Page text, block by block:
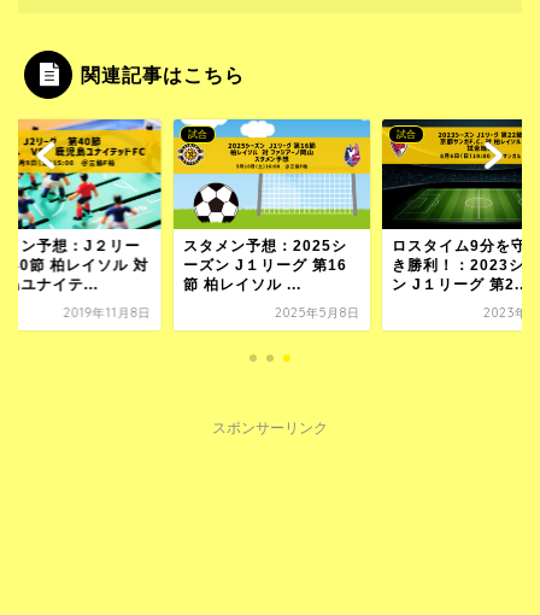
関連記事はこちら
メン予想：J２リー
40節 柏レイソル 対
島ユナイテ...
2019年11月8日
試合
スタメン予想：2025シ
ーズン J１リーグ 第16
節 柏レイソル ...
2025年5月8日
試合
ロスタイム9分を守
き勝利！：2023シ
ン J１リーグ 第2...
2023年8
スポンサーリンク